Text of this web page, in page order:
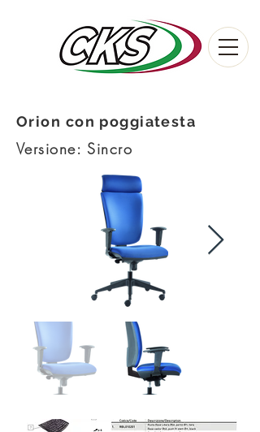
Orion con poggiatesta
Versione: Sincro